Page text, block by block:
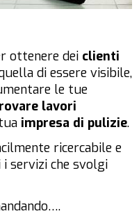
ottenere dei clienti
quella di essere visibile,
le tue
lavori
impresa di pulizie.
ricercabile e
che svolgi